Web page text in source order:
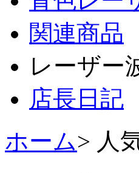
関連商品
レーザー
店長日記
ホーム> 人